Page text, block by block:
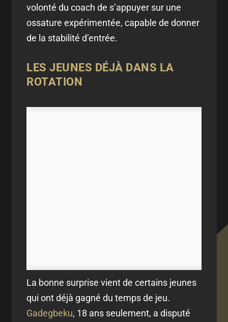
volonté du coach de s’appuyer sur une
ossature expérimentée, capable de donner
de la stabilité d’entrée.
LES JEUNES DÉJÀ DANS LA
ROTATION
La bonne surprise vient de certains jeunes
qui ont déjà gagné du temps de jeu.
Gadegbeku, 18 ans seulement, a disputé